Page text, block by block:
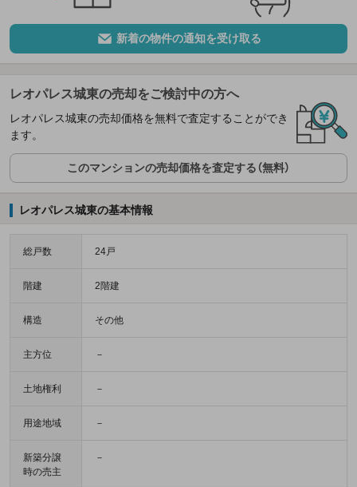
新着の物件の通知を受け取る
レオパレス城東の売却をご検討中の方へ
レオパレス城東の売却価格を無料で査定することができ
ます。
このマンションの売却価格を査定する（無料）
レオパレス城東の基本情報
総戸数 24戸
階建 2階建
構造 その他
主方位 －
土地権利 －
用途地域 －
新築分譲
時の売主
－